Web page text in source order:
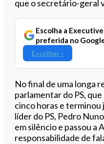
que o secretário-geral
Escolha a
preferida no
Escolher ›
No final de uma longa
parlamentar do PS,
cinco horas e terminou
líder do PS, Pedro
em silêncio e passou a
responsabilidade de